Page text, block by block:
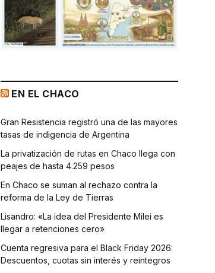
EN EL CHACO
Gran Resistencia registró una de las mayores
tasas de indigencia de Argentina
La privatización de rutas en Chaco llega con
peajes de hasta 4.259 pesos
En Chaco se suman al rechazo contra la
reforma de la Ley de Tierras
Lisandro: «La idea del Presidente Milei es
llegar a retenciones cero»
Cuenta regresiva para el Black Friday 2026:
Descuentos, cuotas sin interés y reintegros